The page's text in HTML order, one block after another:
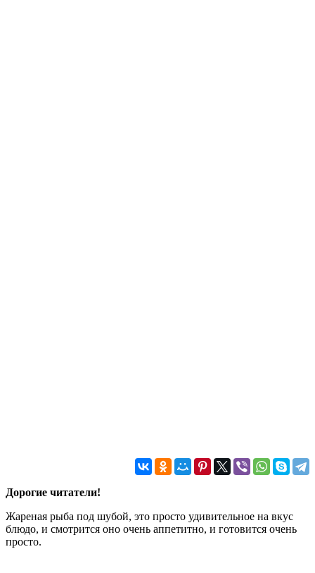
Дорогие читатели!
Жареная рыба под шубой, это просто удивительное на вкус
блюдо, и смотрится оно очень аппетитно, и готовится очень
просто.